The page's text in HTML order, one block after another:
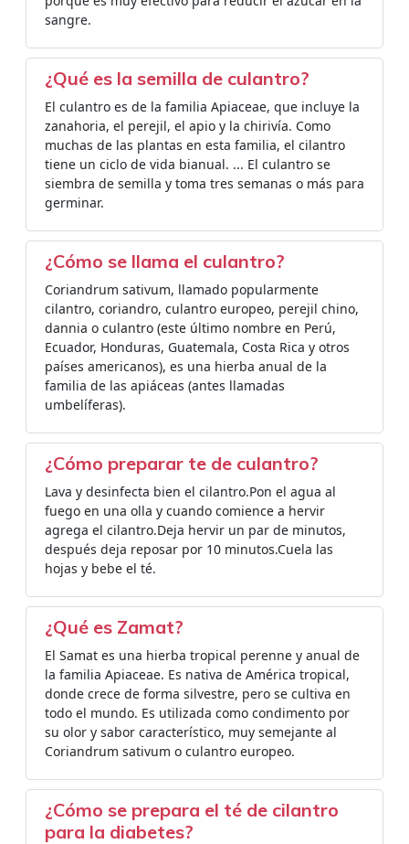
sangre.
¿Qué es la semilla de culantro?
El culantro es de la familia Apiaceae, que incluye la
zanahoria, el perejil, el apio y la chirivía. Como
muchas de las plantas en esta familia, el cilantro
tiene un ciclo de vida bianual. ... El culantro se
siembra de semilla y toma tres semanas o más para
germinar.
¿Cómo se llama el culantro?
Coriandrum sativum, llamado popularmente
cilantro, coriandro, culantro europeo, perejil chino,
dannia o culantro (este último nombre en Perú,
Ecuador, Honduras, Guatemala, Costa Rica y otros
países americanos), es una hierba anual de la
familia de las apiáceas (antes llamadas
umbelíferas).
¿Cómo preparar te de culantro?
Lava y desinfecta bien el cilantro.Pon el agua al
fuego en una olla y cuando comience a hervir
agrega el cilantro.Deja hervir un par de minutos,
después deja reposar por 10 minutos.Cuela las
hojas y bebe el té.
¿Qué es Zamat?
El Samat es una hierba tropical perenne y anual de
la familia Apiaceae. Es nativa de América tropical,
donde crece de forma silvestre, pero se cultiva en
todo el mundo. Es utilizada como condimento por
su olor y sabor característico, muy semejante al
Coriandrum sativum o culantro europeo.
¿Cómo se prepara el té de cilantro
para la diabetes?